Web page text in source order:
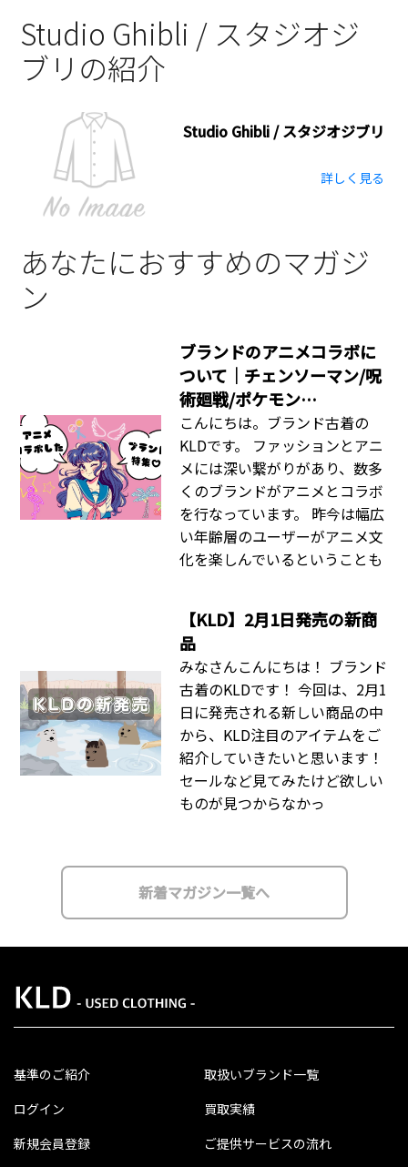
Studio Ghibli / スタジオジ
ブリの紹介
Studio Ghibli / スタジオジブリ
詳しく見る
あなたにおすすめのマガジ
ン
ブランドのアニメコラボに
ついて｜チェンソーマン/呪
術廻戦/ポケモン…
こんにちは。ブランド古着の
KLDです。 ファッションとアニ
メには深い繋がりがあり、数多
くのブランドがアニメとコラボ
を行なっています。 昨今は幅広
い年齢層のユーザーがアニメ文
化を楽しんでいるということも
【KLD】2月1日発売の新商
品
みなさんこんにちは！ ブランド
古着のKLDです！ 今回は、2月1
日に発売される新しい商品の中
から、KLD注目のアイテムをご
紹介していきたいと思います！
セールなど見てみたけど欲しい
ものが見つからなかっ
新着マガジン一覧へ
基準のご紹介
ログイン
新規会員登録
取扱いブランド一覧
買取実績
ご提供サービスの流れ